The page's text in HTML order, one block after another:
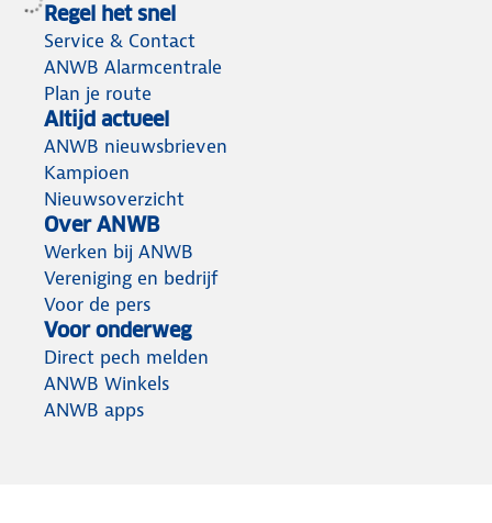
Regel het snel
Service & Contact
ANWB Alarmcentrale
Plan je route
Altijd actueel
ANWB nieuwsbrieven
Kampioen
Nieuwsoverzicht
Over ANWB
Werken bij ANWB
Vereniging en bedrijf
Voor de pers
Voor onderweg
Direct pech melden
ANWB Winkels
ANWB apps